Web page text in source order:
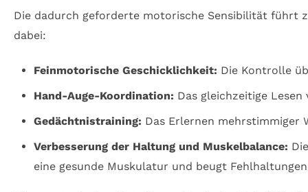
Die dadurch geforderte motorische Sensibilität führt
dabei:
Feinmotorische Geschicklichkeit: Die Kontrolle
Hand-Auge-Koordination: Das gleichzeitige
Gedächtnistraining: Das Erlernen mehrstimmiger
Verbesserung der Haltung und Muskelbalance:
eine gesunde Muskulatur und beugt